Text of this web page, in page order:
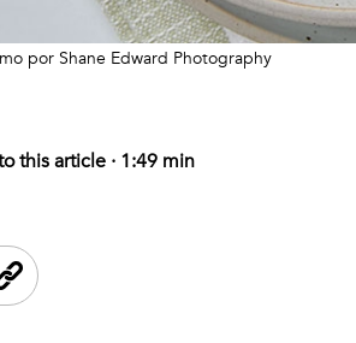
por Shane Edward Photography
this article · 1:49 min
X
by email
this page
Copy the page address